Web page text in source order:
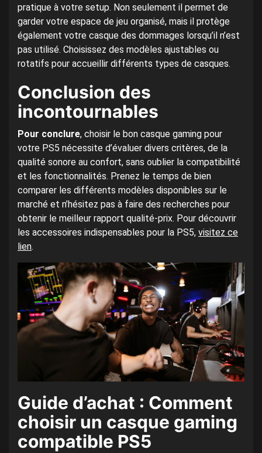
pratique à votre setup. Non seulement il permet de
garder votre espace de jeu organisé, mais il protège
également votre casque des dommages lorsqu’il n’est
pas utilisé. Choisissez des modèles ajustables ou
rotatifs pour accueillir différents types de casques.
Conclusion des
incontournables
Pour conclure, choisir le bon casque gaming pour
votre PS5 nécessite d’évaluer divers critères, de la
qualité sonore au confort, sans oublier la compatibilité
et les fonctionnalités. Prenez le temps de bien
comparer les différents modèles disponibles sur le
marché et n’hésitez pas à faire des recherches pour
obtenir le meilleur rapport qualité-prix. Pour découvrir
les accessoires indispensables pour la PS5, visitez ce
lien.
Guide d’achat : Comment
choisir un casque gaming
compatible PS5